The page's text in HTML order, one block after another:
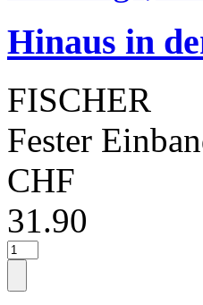
Hinaus in
FISCHER
Fester
CHF
31.90